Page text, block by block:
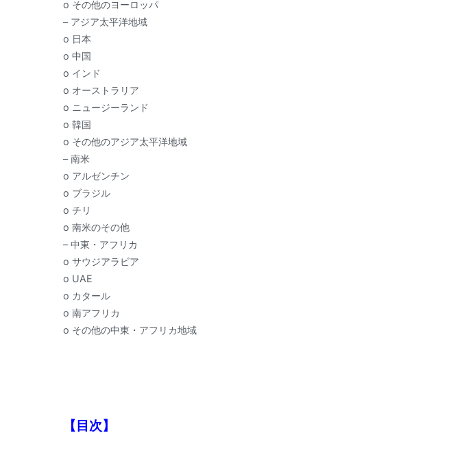
o その他のヨーロッパ
– アジア太平洋地域
o 日本
o 中国
o インド
o オーストラリア
o ニュージーランド
o 韓国
o その他のアジア太平洋地域
– 南米
o アルゼンチン
o ブラジル
o チリ
o 南米のその他
– 中東・アフリカ
o サウジアラビア
o UAE
o カタール
o 南アフリカ
o その他の中東・アフリカ地域
【目次】